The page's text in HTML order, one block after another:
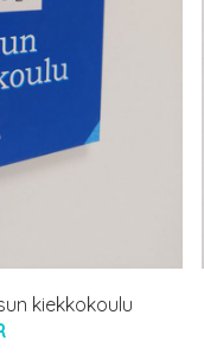
kiekkokoulu